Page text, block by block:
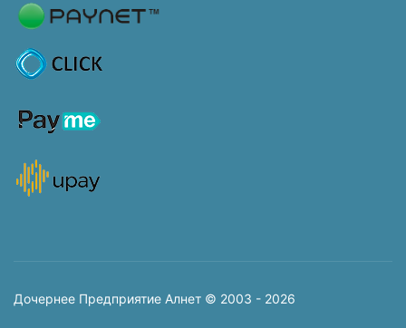
Дочернее Предприятие Алнет © 2003 - 2026